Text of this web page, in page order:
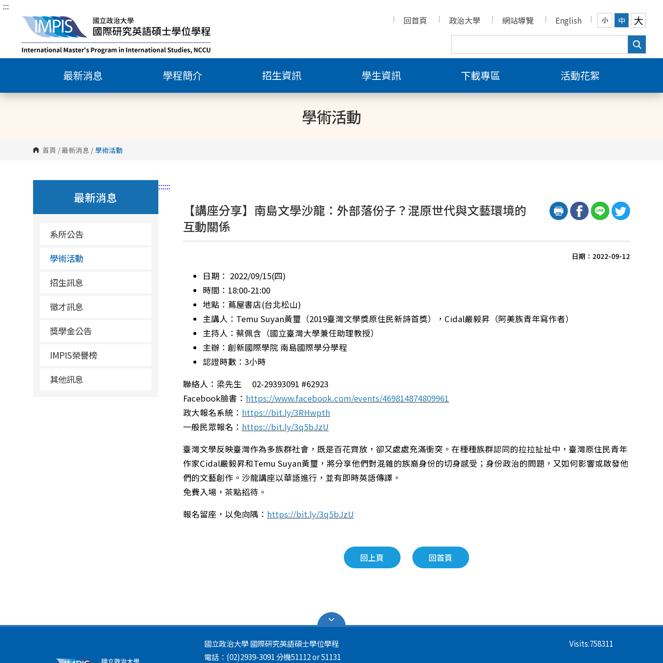
跳
內
塊
:::
回首頁
政治大學 網站導覽 English 小 中 大
最新消息 學程簡介 招生資訊 學生資訊 下載專區 活動花絮
學術活動
首頁 /最新消息 / 學術活動
:::
最新消息
系所公告
學術活動
招生訊息
徵才訊息
獎學金公告
IMPIS榮譽榜
其他訊息
:::
【講座分享】南島文學沙龍：外部落份子？混原世代與文藝環境的
互動關係
日期：2022-09-12
日期： 2022/09/15(四)
時間：18:00-21:00
地點：蔦屋書店(台北松山)
主講人：Temu Suyan黃璽（2019臺灣文學獎原住民新詩首獎），Cidal嚴毅昇（阿美族青年寫作者）
主持人：蔡佩含（國立臺灣大學兼任助理教授）
主辦：創新國際學院 南島國際學分學程
認證時數：3小時
聯絡人：梁先生 02-29393091 #62923
Facebook臉書： https://www.facebook.com/events/469814874809961
政大報名系統： https://bit.ly/3RHwpth
一般民眾報名： https://bit.ly/3q5bJzU
臺灣文學反映臺灣作為多族群社會，既是百花齊放，卻又處處充滿衝突。在種種族群認同的拉拉扯扯中，臺灣原住民青年
作家Cidal嚴毅昇和Temu Suyan黃璽，將分享他們對混雜的族裔身份的切身感受；身份政治的問題，又如何影響或啟發他
們的文藝創作。沙龍講座以華語進行，並有即時英語傳譯。
免費入場，茶點招待。
報名留座，以免向隅： https://bit.ly/3q5bJzU
回上頁 回首頁
國立政治大學 國際研究英語碩士學位學程
電話：(02)2939-3091 分機51112 or 51131
Visits:758311